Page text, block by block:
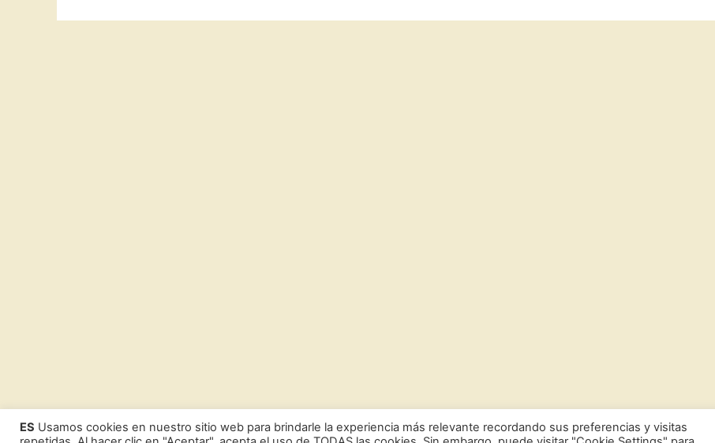
ES Usamos cookies en nuestro sitio web para brindarle la experiencia más relevante recordando sus preferencias y visitas